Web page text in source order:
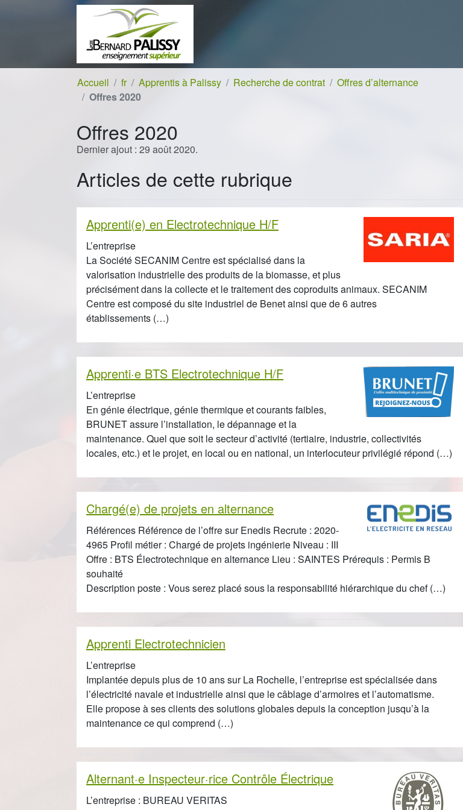
Aller à la navigation
Accueil fr Apprentis à Palissy Recherche de contrat
Offres d’alternance
Offres 2020
Offres 2020
Dernier ajout : 29 août 2020.
Articles de cette rubrique
Apprenti(e) en Electrotechnique H/F
L’entreprise
La Société SECANIM Centre est spécialisé dans la
valorisation industrielle des produits de la biomasse, et plus
précisément dans la collecte et le traitement des coproduits animaux. SECANIM
Centre est composé du site industriel de Benet ainsi que de 6 autres
établissements (…)
Apprenti·e BTS Electrotechnique H/F
L’entreprise
En génie électrique, génie thermique et courants faibles,
BRUNET assure l’installation, le dépannage et la
maintenance. Quel que soit le secteur d’activité (tertiaire, industrie, collectivités
locales, etc.) et le projet, en local ou en national, un interlocuteur privilégié répond (…)
Chargé(e) de projets en alternance
Références Référence de l’offre sur Enedis Recrute : 2020-
4965 Profil métier : Chargé de projets ingénierie Niveau : III
Offre : BTS Électrotechnique en alternance Lieu : SAINTES Prérequis : Permis B
souhaité
Description poste : Vous serez placé sous la responsabilité hiérarchique du chef (…)
Apprenti Electrotechnicien
L’entreprise
Implantée depuis plus de 10 ans sur La Rochelle, l’entreprise est spécialisée dans
l’électricité navale et industrielle ainsi que le câblage d’armoires et l’automatisme.
Elle propose à ses clients des solutions globales depuis la conception jusqu’à la
maintenance ce qui comprend (…)
Alternant·e Inspecteur·rice Contrôle Électrique
L’entreprise : BUREAU VERITAS